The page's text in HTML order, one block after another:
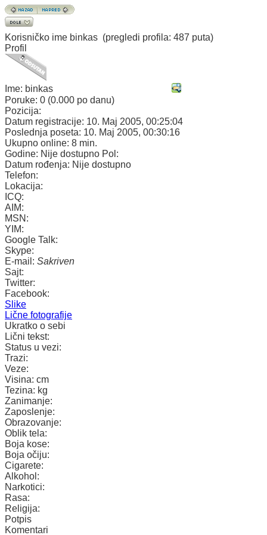
Korisničko ime binkas (pregledi profila: 487 puta)
Profil
Ime: binkas
Poruke: 0 (0.000 po danu)
Pozicija:
Datum registracije: 10. Maj 2005, 00:25:04
Poslednja poseta: 10. Maj 2005, 00:30:16
Ukupno online: 8 min.
Godine: Nije dostupno Pol:
Datum rođenja: Nije dostupno
Telefon:
Lokacija:
ICQ:
AIM:
MSN:
YIM:
Google Talk:
Skype:
E-mail: Sakriven
Sajt:
Twitter:
Facebook:
Slike
Lične fotografije
Ukratko o sebi
Lični tekst:
Status u vezi:
Trazi:
Veze:
Visina: cm
Tezina: kg
Zanimanje:
Zaposlenje:
Obrazovanje:
Oblik tela:
Boja kose:
Boja očiju:
Cigarete:
Alkohol:
Narkotici:
Rasa:
Religija:
Potpis
Komentari